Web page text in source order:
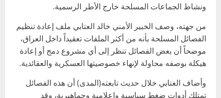
ونشاط الجماعات المسلحة خارج الأطر الرسمية.
من جهته، وصف الخبير الأمني خالد العتابي ملف إعادة تنظيم
الفصائل المسلحة بأنه من أكثر الملفات تعقيداً داخل العراق،
موضحاً أن بعض الفصائل تنظر إلى أي مشروع دمج أو إعادة
هيكلة بوصفه محاولة لإنهاء خصوصيتها العسكرية والعقائدية.
وأضاف العتابي خلال حديث تابعته(المدى) أن هذه الفصائل
تمتلك أدوات ضغط سياسية وإعلامية وجماهيرية، وقد